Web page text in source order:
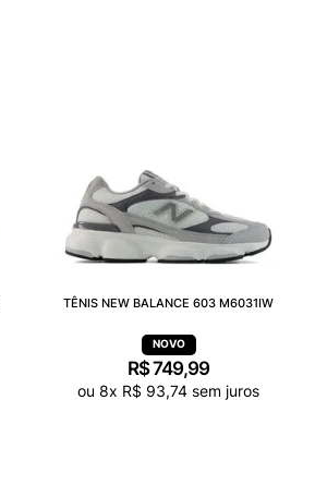
TÊNIS NEW BALANCE 603 M6031IW
R$749,99
ou 8x R$ 93,74sem juros